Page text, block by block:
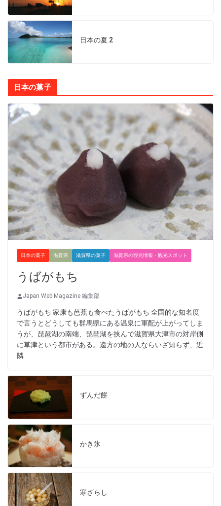
日本の夏 2
日本の菓子
日本の菓子 滋賀県 滋賀県の菓子 滋賀県の観光情報・観光スポット
うばがもち
Japan Web Magazine 編集部
うばがもち 家康も芭蕉も食べたうばがもち 全国的な知名度
で言うとどうしても群馬県にある温泉に軍配が上がってしま
うが、琵琶湖の南端、琵琶湖を挟んで滋賀県大津市の対岸側
に草津という都市がある。遠方の地の人ならいざ知らず、近
隣
ずんだ餅
かき氷
寒ざらし